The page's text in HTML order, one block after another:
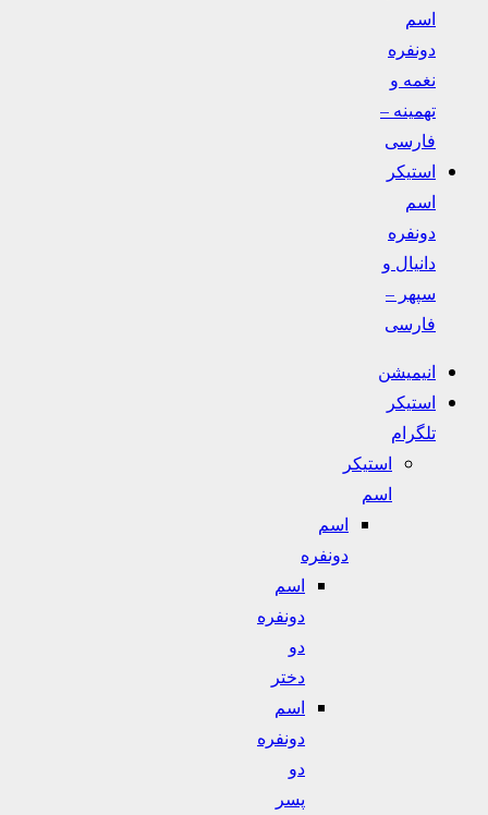
اسم
دونفره
نغمه و
تهمینه –
فارسی
استیکر
اسم
دونفره
دانیال و
سپهر –
فارسی
انیمیشن
استیکر
تلگرام
استیکر
اسم
اسم
دونفره
اسم
دونفره
دو
دختر
اسم
دونفره
دو
پسر